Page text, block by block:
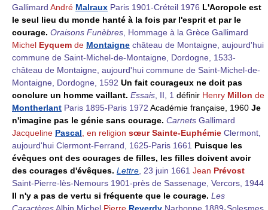
Gallimard André Malraux Paris 1901-Créteil 1976 L'Acropole est
le seul lieu du monde hanté à la fois par l'esprit et par le
courage. Oraisons Funèbres , Hommage à la Grèce Gallimard
Michel Eyquem de Montaigne château de Montaigne, aujourd'hui
commune de Saint-Michel-de-Montaigne, Dordogne, 1533-
château de Montaigne, aujourd'hui commune de Saint-Michel-de-
Montaigne, Dordogne, 1592 Un fait courageux ne doit pas
conclure un homme vaillant. Essais , II, 1 définir Henry Millon de
Montherlant Paris 1895-Paris 1972 Académie française, 1960 Je
n'imagine pas le génie sans courage. Carnets Gallimard
Jacqueline Pascal , en religion sœur Sainte-Euphémie Clermont,
aujourd'hui Clermont-Ferrand, 1625-Paris 1661 Puisque les
évêques ont des courages de filles, les filles doivent avoir
des courages d'évêques. Lettre , 23 juin 1661 Jean Prévost
Saint-Pierre-lès-Nemours 1901-près de Sassenage, Vercors, 1944
Il n'y a pas de vertu si fréquente que le courage. Les
CaractèresAlbin Michel Pierre Reverdy Narbonne 1889-Solesmes